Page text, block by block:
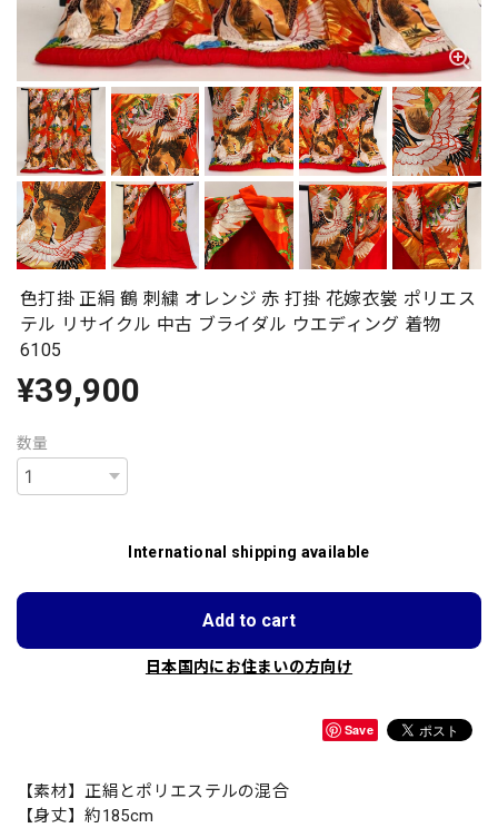
色打掛 正絹 鶴 刺繍 オレンジ 赤 打掛 花嫁衣裳 ポリエス
テル リサイクル 中古 ブライダル ウエディング 着物
6105
¥39,900
数量
International shipping available
Add to cart
日本国内にお住まいの方向け
Save
【素材】正絹とポリエステルの混合
【身丈】約185cm